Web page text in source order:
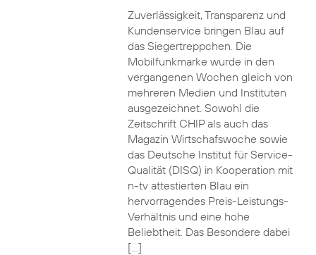
Zuverlässigkeit, Transparenz und
Kundenservice bringen Blau auf
das Siegertreppchen. Die
Mobilfunkmarke wurde in den
vergangenen Wochen gleich von
mehreren Medien und Instituten
ausgezeichnet. Sowohl die
Zeitschrift CHIP als auch das
Magazin Wirtschafswoche sowie
das Deutsche Institut für Service-
Qualität (DISQ) in Kooperation mit
n-tv attestierten Blau ein
hervorragendes Preis-Leistungs-
Verhältnis und eine hohe
Beliebtheit. Das Besondere dabei
[…]